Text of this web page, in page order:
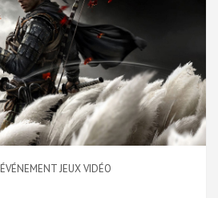
ÉVÉNEMENT JEUX VIDÉO